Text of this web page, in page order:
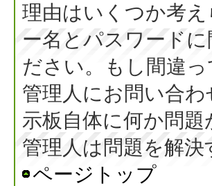
理由はいくつか考
ー名とパスワード
ださい。もし間違
管理人にお問い合
示板自体に何か問
管理人は問題を解
ページトップ